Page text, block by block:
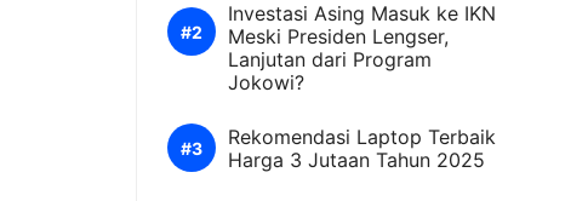
Investasi Asing Masuk ke IKN
Meski Presiden Lengser,
Lanjutan dari Program
Jokowi?
Rekomendasi Laptop Terbaik
Harga 3 Jutaan Tahun 2025